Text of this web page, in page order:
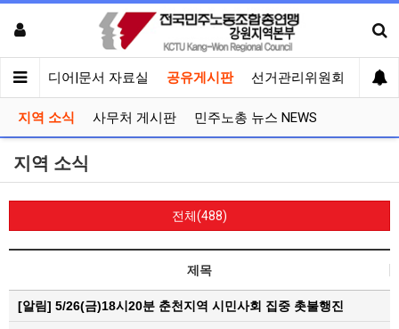
견 미디어|문서 자료실 공유게시판 선거관리위원회
지역 소식 사무처 게시판 민주노총 뉴스 NEWS
지역 소식
전체(488)
제목
[알림] 5/26(금)18시20분 춘천지역 시민사회 집중 촛불행진